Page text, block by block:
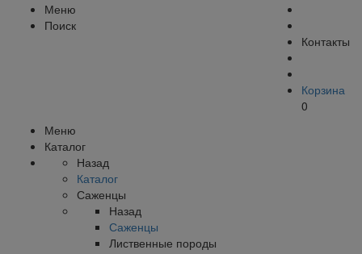
Контакты
Корзина
0
Меню
Поиск
Меню
Каталог
Назад
Каталог
Саженцы
Назад
Саженцы
Лиственные породы